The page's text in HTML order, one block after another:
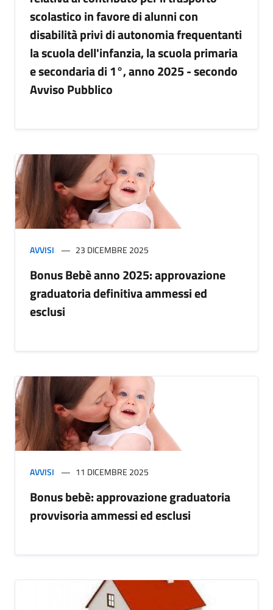
scolastico in favore di alunni con
disabilità privi di autonomia frequentanti
la scuola dell'infanzia, la scuola primaria
e secondaria di 1°, anno 2025 - secondo
Avviso Pubblico
AVVISI 23 DICEMBRE 2025
Bonus Bebè anno 2025: approvazione
graduatoria definitiva ammessi ed
esclusi
AVVISI 11 DICEMBRE 2025
Bonus bebè: approvazione graduatoria
provvisoria ammessi ed esclusi